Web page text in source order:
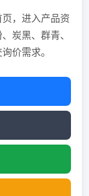
，进入产品资
炭黑、群青、
价需求。